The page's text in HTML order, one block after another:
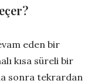
eden bir
kısa süreli bir
sonra tekrardan